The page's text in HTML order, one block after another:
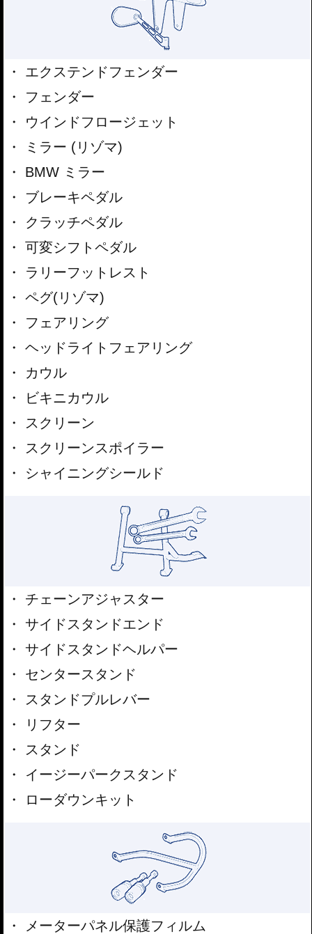
エクステンドフェンダー
フェンダー
ウインドフロージェット
ミラー (リゾマ)
BMW ミラー
ブレーキペダル
クラッチペダル
可変シフトペダル
ラリーフットレスト
ペグ(リゾマ)
フェアリング
ヘッドライトフェアリング
カウル
ビキニカウル
スクリーン
スクリーンスポイラー
シャイニングシールド
チェーンアジャスター
サイドスタンドエンド
サイドスタンドヘルパー
センタースタンド
スタンドプルレバー
リフター
スタンド
イージーパークスタンド
ローダウンキット
メーターパネル保護フィルム